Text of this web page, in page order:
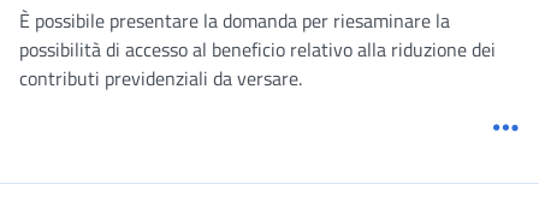
È possibile presentare la domanda per riesaminare la
possibilità di accesso al beneficio relativo alla riduzione dei
contributi previdenziali da versare.